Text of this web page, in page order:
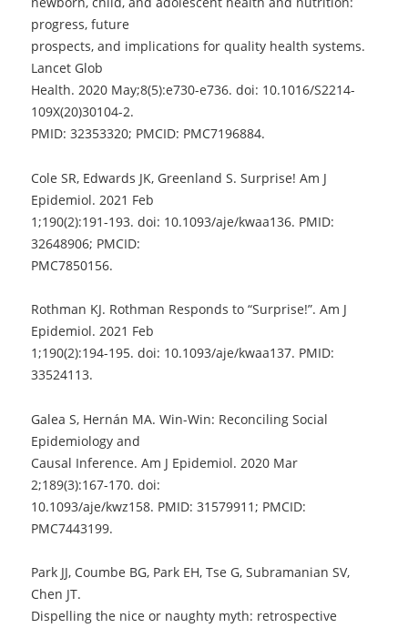
progress, future
prospects, and implications for quality health systems.
Lancet Glob
Health. 2020 May;8(5):e730-e736. doi: 10.1016/S2214-
109X(20)30104-2.
PMID: 32353320; PMCID: PMC7196884.
Cole SR, Edwards JK, Greenland S. Surprise! Am J
Epidemiol. 2021 Feb
1;190(2):191-193. doi: 10.1093/aje/kwaa136. PMID:
32648906; PMCID:
PMC7850156.
Rothman KJ. Rothman Responds to “Surprise!”. Am J
Epidemiol. 2021 Feb
1;190(2):194-195. doi: 10.1093/aje/kwaa137. PMID:
33524113.
Galea S, Hernán MA. Win-Win: Reconciling Social
Epidemiology and
Causal Inference. Am J Epidemiol. 2020 Mar
2;189(3):167-170. doi:
10.1093/aje/kwz158. PMID: 31579911; PMCID:
PMC7443199.
Park JJ, Coumbe BG, Park EH, Tse G, Subramanian SV,
Chen JT.
Dispelling the nice or naughty myth: retrospective